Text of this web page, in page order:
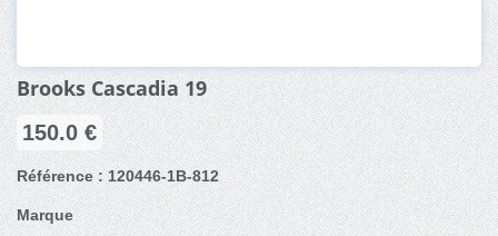
Brooks Cascadia 19
150.0 €
Référence : 120446-1B-812
Marque